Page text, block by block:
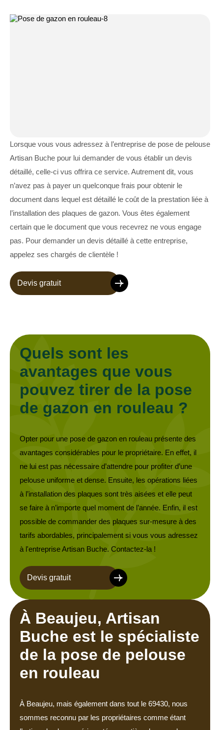
Lorsque vous vous adressez à l’entreprise de pose de pelouse
Artisan Buche pour lui demander de vous établir un devis
détaillé, celle-ci vus offrira ce service. Autrement dit, vous
n’avez pas à payer un quelconque frais pour obtenir le
document dans lequel est détaillé le coût de la prestation liée à
l’installation des plaques de gazon. Vous êtes également
certain que le document que vous recevrez ne vous engage
pas. Pour demander un devis détaillé à cette entreprise,
appelez ses chargés de clientèle !
Devis gratuit
Quels sont les
avantages que vous
pouvez tirer de la pose
de gazon en rouleau ?
Opter pour une pose de gazon en rouleau présente des
avantages considérables pour le propriétaire. En effet, il
ne lui est pas nécessaire d’attendre pour profiter d’une
pelouse uniforme et dense. Ensuite, les opérations liées
à l’installation des plaques sont très aisées et elle peut
se faire à n’importe quel moment de l’année. Enfin, il est
possible de commander des plaques sur-mesure à des
tarifs abordables, principalement si vous vous adressez
à l'entreprise Artisan Buche. Contactez-la !
Devis gratuit
À Beaujeu, Artisan
Buche est le spécialiste
de la pose de pelouse
en rouleau
À Beaujeu, mais également dans tout le 69430, nous
sommes reconnu par les propriétaires comme étant